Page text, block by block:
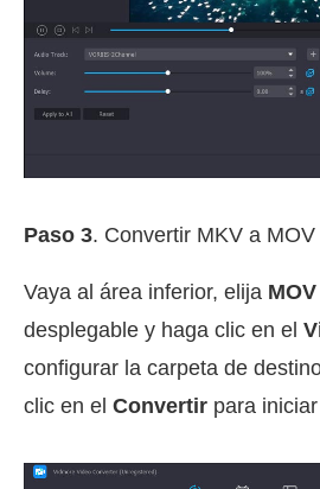
Paso 3. Convertir MKV a MOV
Vaya al área inferior, elija MOV
desplegable y haga clic en el
configurar la carpeta de
clic en el Convertir para